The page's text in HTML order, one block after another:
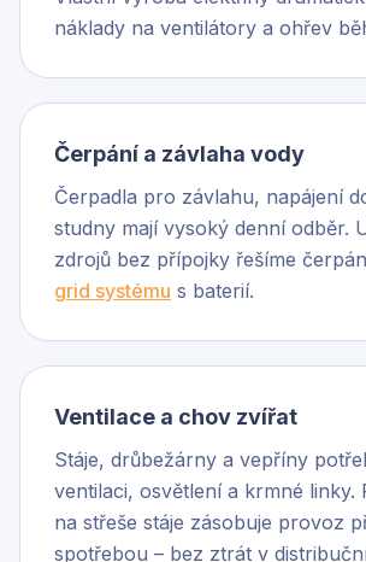
náklady na ventilátory a ohřev
Čerpání a závlaha vody
Čerpadla pro závlahu, napájení
studny mají vysoký denní odběr.
zdrojů bez přípojky řešíme
grid systému s baterií.
Ventilace a chov zvířat
Stáje, drůbežárny a vepříny
ventilaci, osvětlení a krmné linky.
na střeše stáje zásobuje provoz
spotřebou – bez ztrát v